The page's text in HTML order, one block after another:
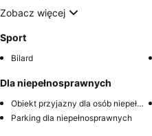
Zobacz więcej
Sport
Bilard
Dla niepełnosprawnych
Obiekt przyjazny dla osób niepełnosprawnych
Parking dla niepełnosprawnych